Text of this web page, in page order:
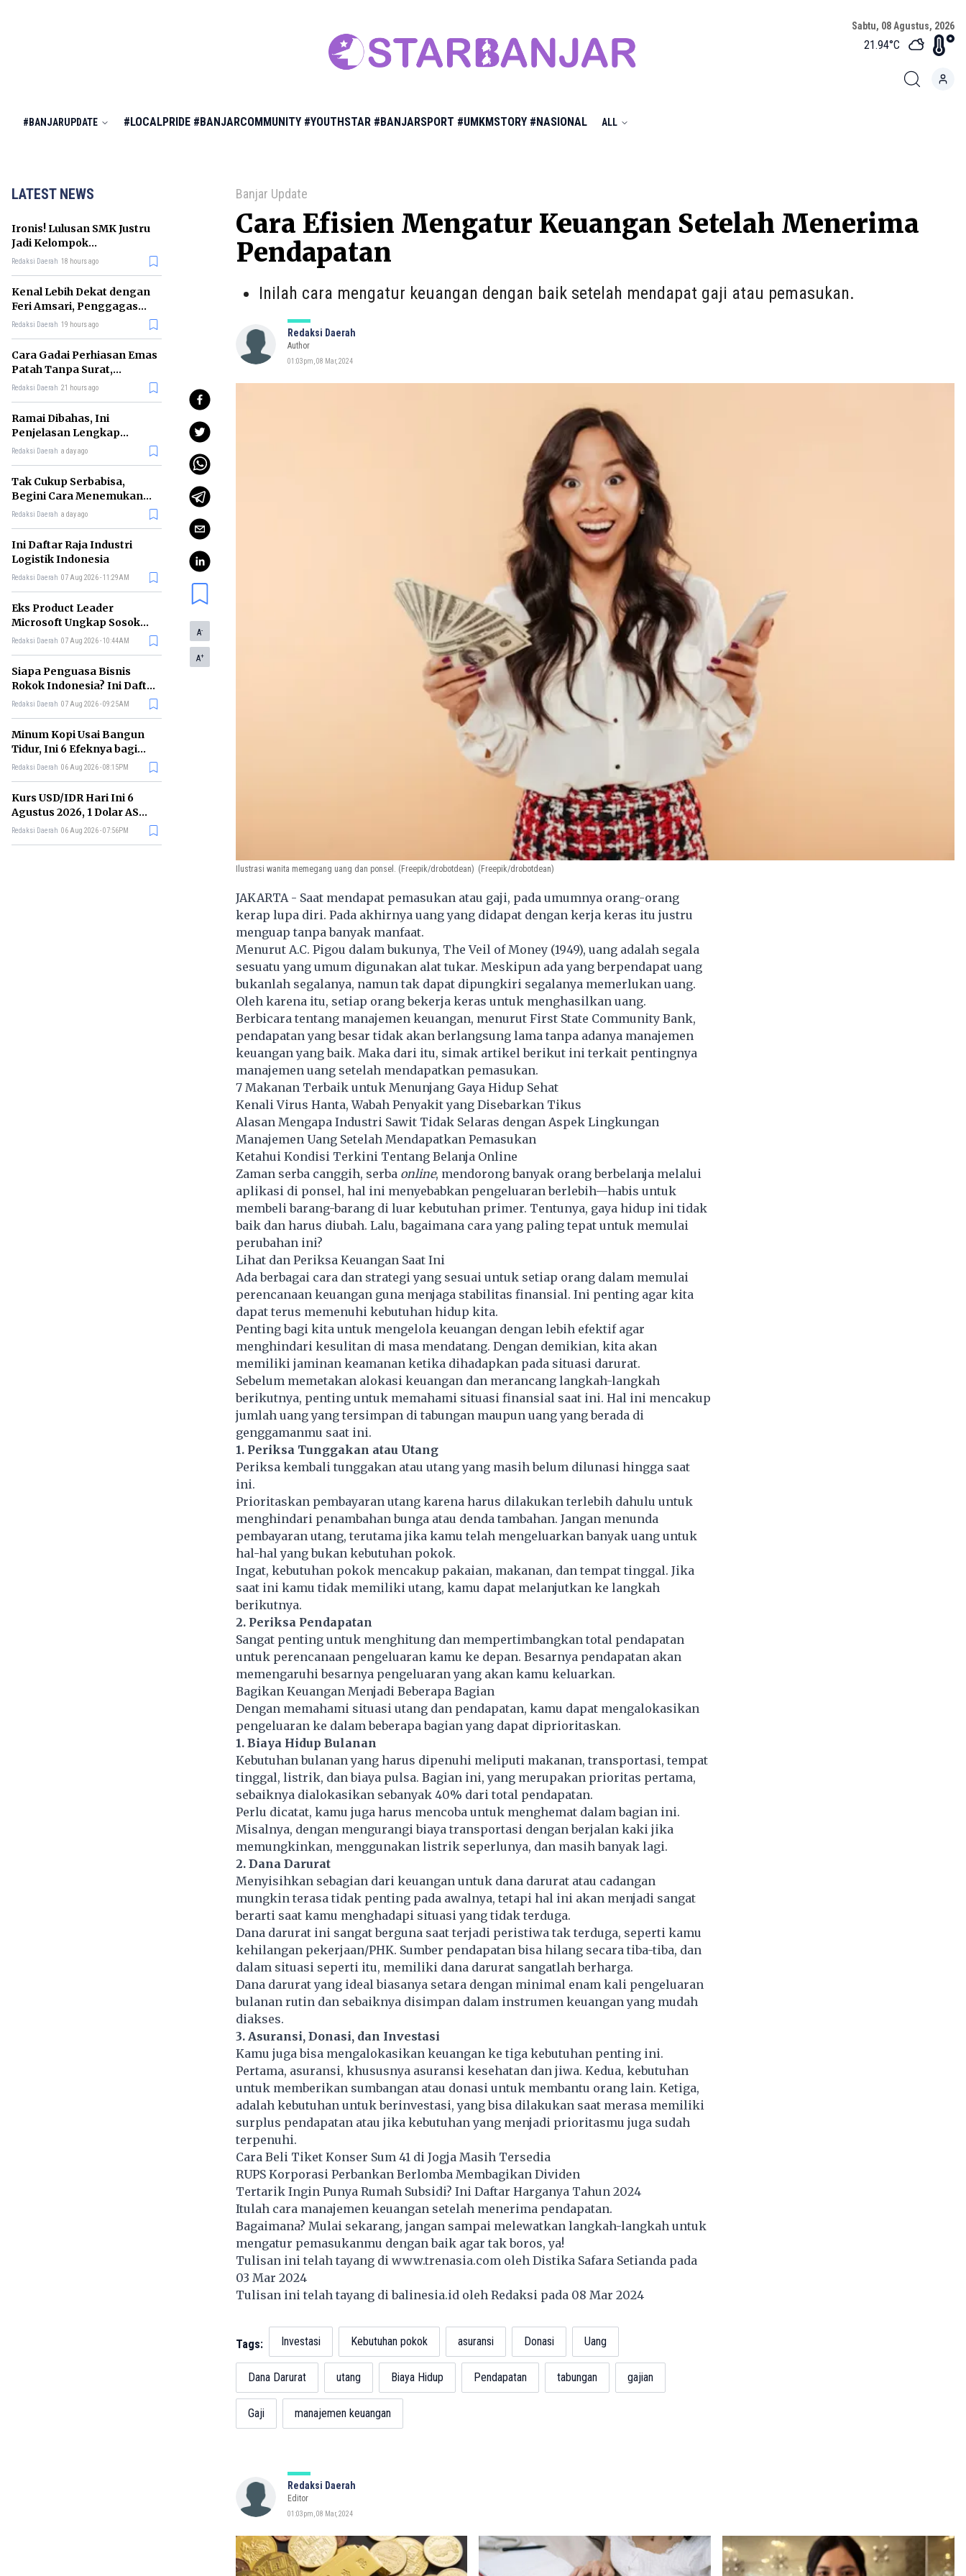
Sabtu, 08 Agustus, 2026
21.94°C
#BANJARUPDATE #LOCALPRIDE #BANJARCOMMUNITY #YOUTHSTAR #BANJARSPORT #UMKMSTORY #NASIONAL ALL
LATEST NEWS
Ironis! Lulusan SMK Justru
Jadi Kelompok
Pengangguran Terbanyak
Redaksi Daerah 18 hours ago
Kenal Lebih Dekat dengan
Feri Amsari, Penggagas
Kabinet Bayangan
Redaksi Daerah 19 hours ago
Cara Gadai Perhiasan Emas
Patah Tanpa Surat,
Ternyata Tetap Bisa!
Redaksi Daerah 21 hours ago
Ramai Dibahas, Ini
Penjelasan Lengkap
tentang Konsep Kabinet
Redaksi Daerah a day ago
Tak Cukup Serbabisa,
Begini Cara Menemukan
'Spike' agar CV Dilirik HR
Redaksi Daerah a day ago
Ini Daftar Raja Industri
Logistik Indonesia
Redaksi Daerah 07 Aug 2026 - 11:29AM
Eks Product Leader
Microsoft Ungkap Sosok
yang Paling Cocok
Redaksi Daerah 07 Aug 2026 - 10:44AM
Siapa Penguasa Bisnis
Rokok Indonesia? Ini Daftar
Perusahaan Terbesarnya
Redaksi Daerah 07 Aug 2026 - 09:25AM
Minum Kopi Usai Bangun
Tidur, Ini 6 Efeknya bagi
Kesehatan Tubuh
Redaksi Daerah 06 Aug 2026 - 08:15PM
Kurs USD/IDR Hari Ini 6
Agustus 2026, 1 Dolar AS
Kini Berapa Rupiah?
Redaksi Daerah 06 Aug 2026 - 07:56PM
Banjar Update
Cara Efisien Mengatur Keuangan Setelah Menerima
Pendapatan
Inilah cara mengatur keuangan dengan baik setelah mendapat gaji atau pemasukan.
Redaksi Daerah
Author
01:03pm, 08 Mar, 2024
A-
A+
Ilustrasi wanita memegang uang dan ponsel. (Freepik/drobotdean) (Freepik/drobotdean)
JAKARTA - Saat mendapat pemasukan atau gaji, pada umumnya orang-orang
kerap lupa diri. Pada akhirnya uang yang didapat dengan kerja keras itu justru
menguap tanpa banyak manfaat.
Menurut A.C. Pigou dalam bukunya, The Veil of Money (1949), uang adalah segala
sesuatu yang umum digunakan alat tukar. Meskipun ada yang berpendapat uang
bukanlah segalanya, namun tak dapat dipungkiri segalanya memerlukan uang.
Oleh karena itu, setiap orang bekerja keras untuk menghasilkan uang.
Berbicara tentang manajemen keuangan, menurut First State Community Bank,
pendapatanyang besar tidak akan berlangsung lama tanpa adanya manajemen
keuangan yang baik. Maka dari itu, simak artikel berikut ini terkait pentingnya
manajemen uang setelah mendapatkan pemasukan.
7 Makanan Terbaik untuk Menunjang Gaya Hidup Sehat
Kenali Virus Hanta, Wabah Penyakit yang Disebarkan Tikus
Alasan Mengapa Industri Sawit Tidak Selaras dengan Aspek Lingkungan
Manajemen Uang Setelah Mendapatkan Pemasukan
Ketahui Kondisi Terkini Tentang Belanja Online
Zaman serba canggih, serba online, mendorong banyak orang berbelanja melalui
aplikasi di ponsel, hal ini menyebabkan pengeluaran berlebih—habis untuk
membeli barang-barang di luar kebutuhan primer. Tentunya, gaya hidup ini tidak
baik dan harus diubah. Lalu, bagaimana cara yang paling tepat untuk memulai
perubahan ini?
Lihat dan Periksa Keuangan Saat Ini
Ada berbagai cara dan strategi yang sesuai untuk setiap orang dalam memulai
perencanaan keuangan guna menjaga stabilitas finansial. Ini penting agar kita
dapat terus memenuhi kebutuhan hidup kita.
Penting bagi kita untuk mengelola keuangan dengan lebih efektif agar
menghindari kesulitan di masa mendatang. Dengan demikian, kita akan
memiliki jaminan keamanan ketika dihadapkan pada situasi darurat.
Sebelum memetakan alokasi keuangan dan merancang langkah-langkah
berikutnya, penting untuk memahami situasi finansial saat ini. Hal ini mencakup
jumlah uang yang tersimpan di tabungan maupun uang yang berada di
genggamanmu saat ini.
1. Periksa Tunggakan atau Utang
Periksa kembali tunggakan atau utang yang masih belum dilunasi hingga saat
ini.
Prioritaskan pembayaran utang karena harus dilakukan terlebih dahulu untuk
menghindari penambahan bunga atau denda tambahan. Jangan menunda
pembayaran utang, terutama jika kamu telah mengeluarkan banyak uang untuk
hal-hal yang bukan kebutuhan pokok.
Ingat, kebutuhan pokok mencakup pakaian, makanan, dan tempat tinggal. Jika
saat ini kamu tidak memiliki utang, kamu dapat melanjutkan ke langkah
berikutnya.
2. Periksa Pendapatan
Sangat penting untuk menghitung dan mempertimbangkan total pendapatan
untuk perencanaan pengeluaran kamu ke depan. Besarnya pendapatan akan
memengaruhi besarnya pengeluaranyang akan kamu keluarkan.
Bagikan Keuangan Menjadi Beberapa Bagian
Dengan memahami situasi utang dan pendapatan, kamu dapat mengalokasikan
pengeluaran ke dalam beberapa bagian yang dapat diprioritaskan.
1. Biaya Hidup Bulanan
Kebutuhan bulanan yang harus dipenuhi meliputi makanan, transportasi, tempat
tinggal, listrik, dan biaya pulsa. Bagian ini, yang merupakan prioritas pertama,
sebaiknya dialokasikan sebanyak 40% dari total pendapatan.
Perlu dicatat, kamu juga harus mencoba untuk menghemat dalam bagian ini.
Misalnya, dengan mengurangi biaya transportasi dengan berjalan kaki jika
memungkinkan, menggunakan listrik seperlunya, dan masih banyak lagi.
2. Dana Darurat
Menyisihkan sebagian dari keuangan untuk dana darurat atau cadangan
mungkin terasa tidak penting pada awalnya, tetapi hal ini akan menjadi sangat
berarti saat kamu menghadapi situasi yang tidak terduga.
Dana darurat ini sangat berguna saat terjadi peristiwa tak terduga, seperti kamu
kehilangan pekerjaan/PHK. Sumber pendapatan bisa hilang secara tiba-tiba, dan
dalam situasi seperti itu, memiliki dana darurat sangatlah berharga.
Dana darurat yang ideal biasanya setara dengan minimal enam kali pengeluaran
bulanan rutin dan sebaiknya disimpan dalam instrumen keuangan yang mudah
diakses.
3. Asuransi, Donasi, dan Investasi
Kamu juga bisa mengalokasikan keuangan ke tiga kebutuhan penting ini.
Pertama, asuransi, khususnya asuransikesehatan dan jiwa. Kedua, kebutuhan
untuk memberikan sumbangan atau donasi untuk membantu orang lain. Ketiga,
adalah kebutuhan untuk berinvestasi, yang bisa dilakukan saat merasa memiliki
surplus pendapatan atau jika kebutuhan yang menjadi prioritasmu juga sudah
terpenuhi.
Cara Beli Tiket Konser Sum 41 di Jogja Masih Tersedia
RUPS Korporasi Perbankan Berlomba Membagikan Dividen
Tertarik Ingin Punya Rumah Subsidi? Ini Daftar Harganya Tahun 2024
Itulah cara manajemen keuangan setelah menerima pendapatan.
Bagaimana? Mulai sekarang, jangan sampai melewatkan langkah-langkah untuk
mengatur pemasukanmu dengan baik agar tak boros, ya!
Tulisan ini telah tayang di www.trenasia.comoleh Distika Safara Setianda pada
03 Mar 2024
Tulisan ini telah tayang dibalinesia.idoleh Redaksi pada 08 Mar 2024
Tags: Investasi Kebutuhan pokok asuransi Donasi Uang
Dana Darurat utang Biaya Hidup Pendapatan tabungan gajian
Gaji manajemen keuangan
Redaksi Daerah
Editor
01:03pm, 08 Mar, 2024